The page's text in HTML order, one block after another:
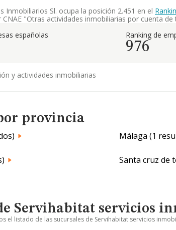
Inmobiliarios Sl. ocupa la posición 2.451 en el
"Otras actividades inmobiliarias por cuenta de
españolas
Ranking de
976
y actividades inmobiliarias
provincia
Málaga (1
Santa cruz de
Servihabitat servicios
el listado de las sucursales de Servihabitat servicios